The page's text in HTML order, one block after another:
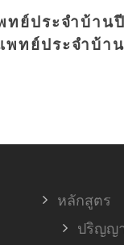
ย์ประจำบ้า
ทย์ประจำบ้
หลักสูตร
ปริญญ